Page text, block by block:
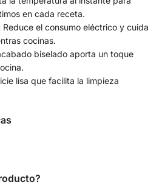
en cada receta.
Reduce el consumo eléctrico y cuida
cocinas.
biselado aporta un toque
lisa que facilita la limpieza